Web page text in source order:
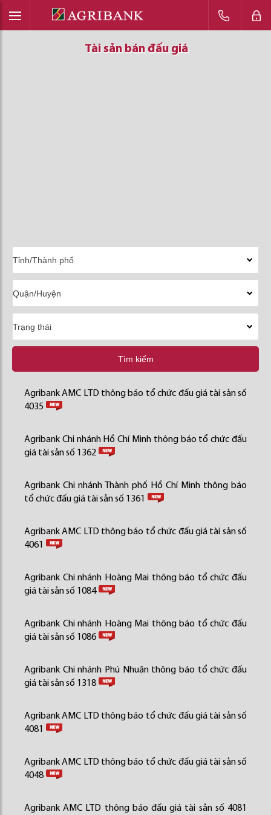
Tài sản bán đấu giá
Tài sản bán đấu giá
Tài sản bán đấu giá
Tìm kiếm
Agribank AMC LTD thông báo tổ chức đấu giá tài sản số
4035
Agribank Chi nhánh Hồ Chí Minh thông báo tổ chức đấu
giá tài sản số 1362
Agribank Chi nhánh Thành phố Hồ Chí Minh thông báo
tổ chức đấu giá tài sản số 1361
Agribank AMC LTD thông báo tổ chức đấu giá tài sản số
4061
Agribank Chi nhánh Hoàng Mai thông báo tổ chức đấu
giá tài sản số 1084
Agribank Chi nhánh Hoàng Mai thông báo tổ chức đấu
giá tài sản số 1086
Agribank Chi nhánh Phú Nhuận thông báo tổ chức đấu
giá tài sản số 1318
Agribank AMC LTD thông báo tổ chức đấu giá tài sản số
4081
Agribank AMC LTD thông báo tổ chức đấu giá tài sản số
4048
Agribank AMC LTD thông báo đấu giá tài sản số 4081